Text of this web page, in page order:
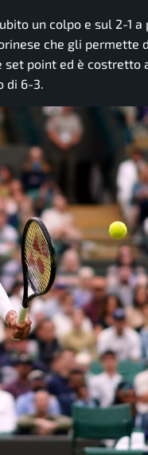
un colpo e sul 2-1
che gli permette
point ed è costretto
di 6-3.